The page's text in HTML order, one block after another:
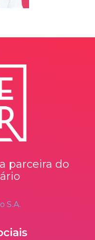
parceira do
S.A.